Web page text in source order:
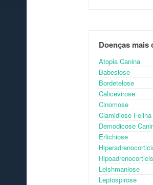
Doenças mais
Atopia Canina
Babesiose
Bordetelose
Calicevirose
Cinomose
Clamidiose Felina
Demodicose
Erlichiose
Leishmaniose
Leptospirose